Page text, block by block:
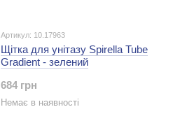
Артикул: 10.17963
Щітка для унітазу Spirella Tube
Gradient - зелений
684 грн
Немає в наявності